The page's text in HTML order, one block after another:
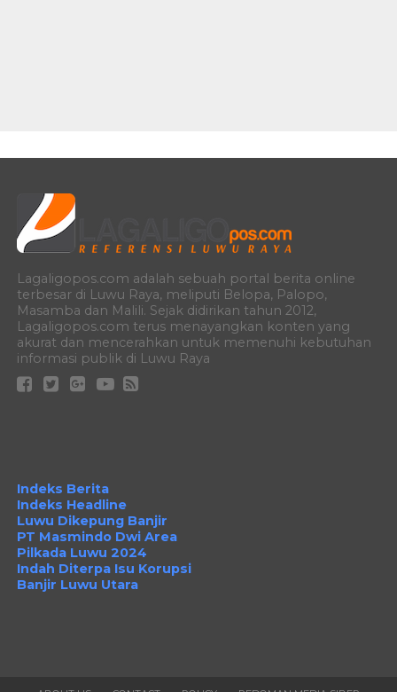
Lagaligopos.com adalah sebuah portal berita online
terbesar di Luwu Raya, meliputi Belopa, Palopo,
Masamba dan Malili. Sejak didirikan tahun 2012,
Lagaligopos.com terus menayangkan konten yang
akurat dan mencerahkan untuk memenuhi kebutuhan
informasi publik di Luwu Raya
Indeks Berita
Indeks Headline
Luwu Dikepung Banjir
PT Masmindo Dwi Area
Pilkada Luwu 2024
Indah Diterpa Isu Korupsi
Banjir Luwu Utara